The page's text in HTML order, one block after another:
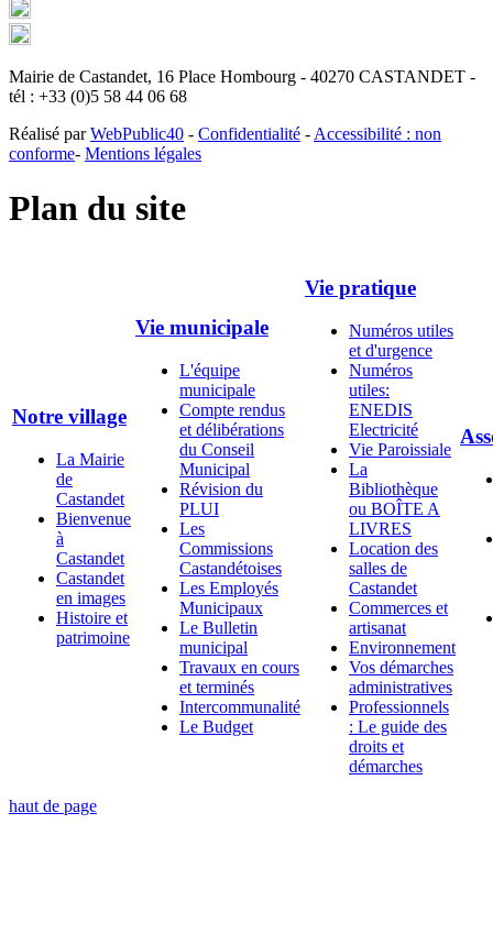
Mairie de Castandet, 16 Place Hombourg - 40270 CASTANDET -
tél : +33 (0)5 58 44 06 68
Réalisé parWebPublic40 - Confidentialité -Accessibilité : non
conforme- Mentions légales
Plan du site
Notre village
La Mairie
de
Castandet
Bienvenue
à
Castandet
Castandet
en images
Histoire et
patrimoine
Vie municipale
L'équipe
municipale
Compte rendus
et délibérations
du Conseil
Municipal
Révision du
PLUI
Les
Commissions
Castandétoises
Les Employés
Municipaux
Le Bulletin
municipal
Travaux en cours
et terminés
Intercommunalité
Le Budget
Vie pratique
Numéros utiles
et d'urgence
Numéros
utiles:
ENEDIS
Electricité
Vie Paroissiale
La
Bibliothèque
ou BOÎTE A
LIVRES
Location des
salles de
Castandet
Commerces et
artisanat
Environnement
Vos démarches
administratives
Professionnels
: Le guide des
droits et
démarches
haut de page